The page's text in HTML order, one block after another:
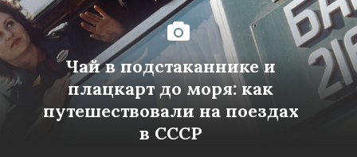
Чай в подстаканнике и
плацкарт до моря: как
путешествовали на поездах
в СССР